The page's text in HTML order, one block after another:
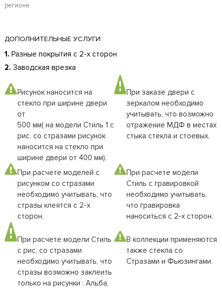
регионе.
ДОПОЛНИТЕЛЬНЫЕ УСЛУГИ
1. Разные покрытия с 2-х сторон
2. Заводская врезка
Рисунок наносится на
стекло при ширине двери
от
500 мм( на модели Стиль 1 с
рис. со стразами рисунок
наносится на стекло при
ширине двери от 400 мм).
При заказе двери с
зеркалом необходимо
учитывать, что возможно
отражение МДФ в местах
стыка стекла и стоевых.
При расчете моделей с
рисунком со стразами
необходимо учитывать, что
стразы клеятся с 2-х
сторон.
При расчете модели
Стиль с гравировкой
необходимо учитывать,
что гравировка
наноситься с 2-х сторон.
При расчете модели Стиль
с рис. со стразами
необходимо учитывать, что
стразы возможно заклеить
только на рисунки : Альба,
В коллекции применяются
также стекла со
Стразами и Фьюзингами.